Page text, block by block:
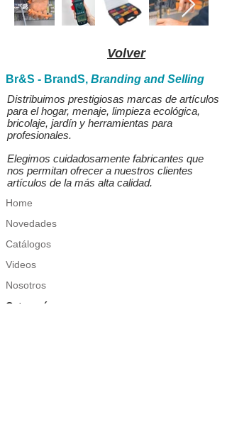
Volver
Br&S - BrandS, Branding and Selling
Distribuimos prestigiosas marcas de artículos
para el hogar, menaje, limpieza ecológica,
bricolaje, jardín y herramientas para
profesionales.
Elegimos cuidadosamente fabricantes que
nos permitan ofrecer a nuestros clientes
artículos de la más alta calidad.
Home
Novedades
Catálogos
Videos
Nosotros
Categorías